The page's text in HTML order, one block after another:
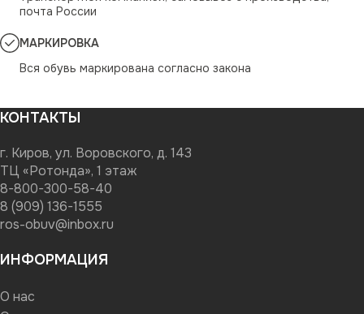
почта России
МАРКИРОВКА
Вся обувь маркирована согласно закона
КОНТАКТЫ
г. Киров, ул. Воровского, д. 143
ТЦ «Ротонда», 1 этаж
8-800-300-58-40
8 (909) 136-1555
ros-obuv@inbox.ru
ИНФОРМАЦИЯ
О нас